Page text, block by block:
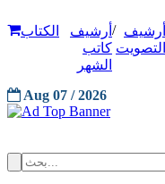
أرشيف
التصويت
/ أرشيف
كاتب
الشهر
الكتاب
Aug 07 / 2026